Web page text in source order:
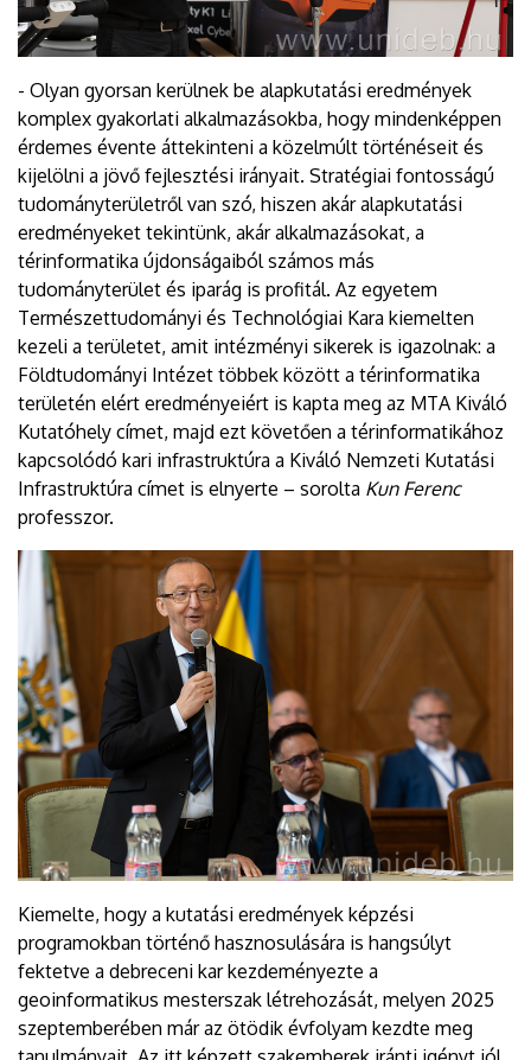
- Olyan gyorsan kerülnek be alapkutatási eredmények
komplex gyakorlati alkalmazásokba, hogy mindenképpen
érdemes évente áttekinteni a közelmúlt történéseit és
kijelölni a jövő fejlesztési irányait. Stratégiai fontosságú
tudományterületről van szó, hiszen akár alapkutatási
eredményeket tekintünk, akár alkalmazásokat, a
térinformatika újdonságaiból számos más
tudományterület és iparág is profitál. Az egyetem
Természettudományi és Technológiai Kara kiemelten
kezeli a területet, amit intézményi sikerek is igazolnak: a
Földtudományi Intézet többek között a térinformatika
területén elért eredményeiért is kapta meg az MTA Kiváló
Kutatóhely címet, majd ezt követően a térinformatikához
kapcsolódó kari infrastruktúra a Kiváló Nemzeti Kutatási
Infrastruktúra címet is elnyerte – sorolta Kun Ferenc
professzor.
Kiemelte, hogy a kutatási eredmények képzési
programokban történő hasznosulására is hangsúlyt
fektetve a debreceni kar kezdeményezte a
geoinformatikus mesterszak létrehozását, melyen 2025
szeptemberében már az ötödik évfolyam kezdte meg